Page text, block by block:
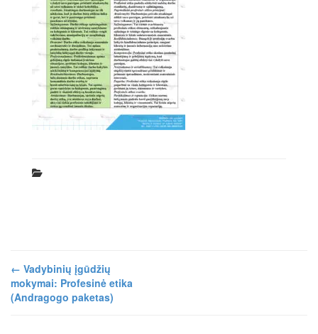
← Vadybinių įgūdžių
mokymai: Profesinė etika
(Andragogo paketas)